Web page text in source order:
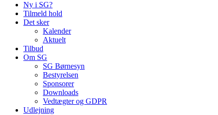
Ny i SG?
Tilmeld hold
Det sker
Kalender
Aktuelt
Tilbud
Om SG
SG Børnesyn
Bestyrelsen
Sponsorer
Downloads
Vedtægter og GDPR
Udlejning